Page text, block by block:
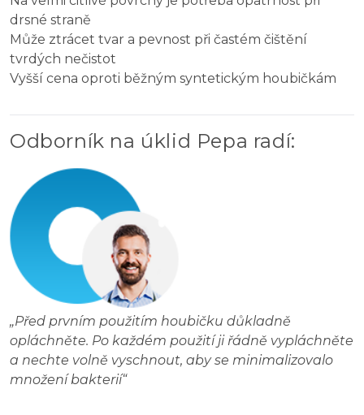
drsné straně
Může ztrácet tvar a pevnost při častém čištění
tvrdých nečistot
Vyšší cena oproti běžným syntetickým houbičkám
Odborník na úklid Pepa radí:
„Před prvním použitím houbičku důkladně
opláchněte. Po každém použití ji řádně vypláchněte
a nechte volně vyschnout, aby se minimalizovalo
množení bakterií“